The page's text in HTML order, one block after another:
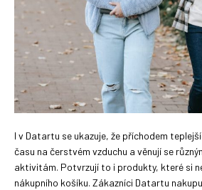
I v Datartu se ukazuje, že příchodem
času na čerstvém vzduchu a věnují se
aktivitám. Potvrzují to i produkty, které si
nákupního košíku. Zákazníci Datartu